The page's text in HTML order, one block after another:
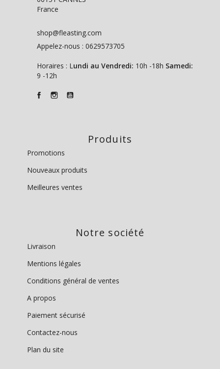
France
shop@fleasting.com
Appelez-nous : 0629573705
Horaires : Lundi au Vendredi: 10h -18h Samedi:
9 -12h
Produits
Promotions
Nouveaux produits
Meilleures ventes
Notre société
Livraison
Mentions légales
Conditions général de ventes
A propos
Paiement sécurisé
Contactez-nous
Plan du site